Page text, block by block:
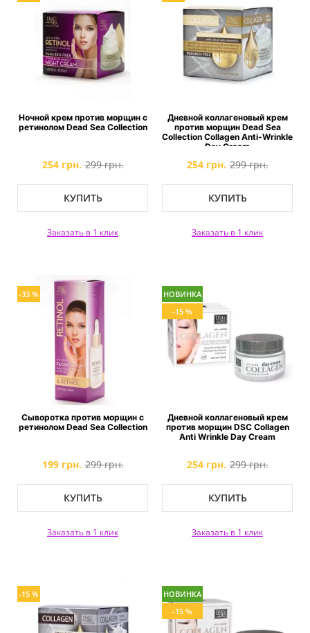
Ночной крем против морщин с
ретинолом Dead Sea Collection
254 грн. 299 грн.
КУПИТЬ
Заказать в 1 клик
Дневной коллагеновый крем
против морщин Dead Sea
Collection Collagen Anti-Wrinkle
Day Cream
254 грн. 299 грн.
КУПИТЬ
Заказать в 1 клик
-33 %
Сыворотка против морщин с
ретинолом Dead Sea Collection
199 грн. 299 грн.
КУПИТЬ
Заказать в 1 клик
НОВИНКА
-15 %
Дневной коллагеновый крем
против морщин DSC Collagen
Anti Wrinkle Day Cream
254 грн. 299 грн.
КУПИТЬ
Заказать в 1 клик
-15 %
НОВИНКА
-15 %